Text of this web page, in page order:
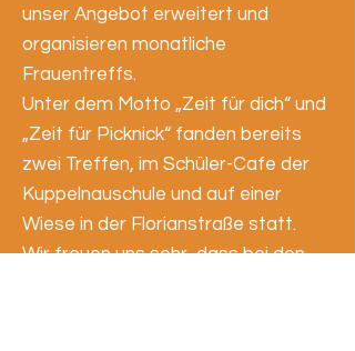
unser Angebot erweitert und
organisieren monatliche
Frauentreffs.
Unter dem Motto „Zeit für dich“ und
„Zeit für Picknick“ fanden bereits
zwei Treffen, im Schüler-Cafe der
Kuppelnauschule und auf einer
Wiese in der Florianstraße statt.
Wir freuen uns sehr, dass bei den